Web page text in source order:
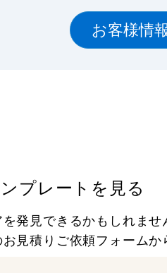
プレートを見る
発見できるかもしれま
見積りご依頼フォームか